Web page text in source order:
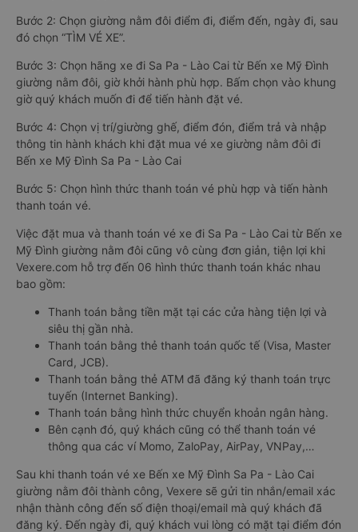
Bước 2: Chọn giường nằm đôi điểm đi, điểm đến, ngày đi, sau
đó chọn “TÌM VÉ XE”.
Bước 3: Chọn hãng xe đi Sa Pa - Lào Cai từ Bến xe Mỹ Đình
giường nằm đôi, giờ khởi hành phù hợp. Bấm chọn vào khung
giờ quý khách muốn đi để tiến hành đặt vé.
Bước 4: Chọn vị trí/giường ghế, điểm đón, điểm trả và nhập
thông tin hành khách khi đặt mua vé xe giường nằm đôi đi
Bến xe Mỹ Đình Sa Pa - Lào Cai
Bước 5: Chọn hình thức thanh toán vé phù hợp và tiến hành
thanh toán vé.
Việc đặt mua và thanh toán vé xe đi Sa Pa - Lào Cai từ Bến xe
Mỹ Đình giường nằm đôi cũng vô cùng đơn giản, tiện lợi khi
Vexere.com hỗ trợ đến 06 hình thức thanh toán khác nhau
bao gồm:
Thanh toán bằng tiền mặt tại các cửa hàng tiện lợi và
siêu thị gần nhà.
Thanh toán bằng thẻ thanh toán quốc tế (Visa, Master
Card, JCB).
Thanh toán bằng thẻ ATM đã đăng ký thanh toán trực
tuyến (Internet Banking).
Thanh toán bằng hình thức chuyển khoản ngân hàng.
Bên cạnh đó, quý khách cũng có thể thanh toán vé
thông qua các ví Momo, ZaloPay, AirPay, VNPay,…
Sau khi thanh toán vé xe Bến xe Mỹ Đình Sa Pa - Lào Cai
giường nằm đôi thành công, Vexere sẽ gửi tin nhắn/email xác
nhận thành công đến số điện thoại/email mà quý khách đã
đăng ký. Đến ngày đi, quý khách vui lòng có mặt tại điểm đón